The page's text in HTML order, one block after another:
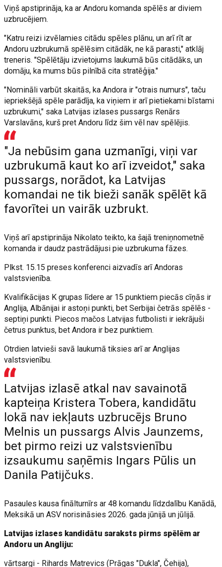
Viņš apstiprināja, ka ar Andoru komanda spēlēs ar diviem
uzbrucējiem.
"Katru reizi izvēlamies citādu spēles plānu, un arī rīt ar
Andoru uzbrukumā spēlēsim citādāk, ne kā parasti," atklāj
treneris. "Spēlētāju izvietojums laukumā būs citādāks, un
domāju, ka mums būs pilnībā cita stratēģija."
"Nomināli varbūt skaitās, ka Andora ir "otrais numurs", taču
iepriekšējā spēle parādīja, ka viņiem ir arī pietiekami bīstami
uzbrukumi," saka Latvijas izlases pussargs Renārs
Varslavāns, kurš pret Andoru līdz šim vēl nav spēlējis.
"Ja nebūsim gana uzmanīgi, viņi var
uzbrukumā kaut ko arī izveidot," saka
pussargs, norādot, ka Latvijas
komandai ne tik bieži sanāk spēlēt kā
favorītei un vairāk uzbrukt.
Viņš arī apstiprināja Nikolato teikto, ka šajā treniņnometnē
komanda ir daudz pastrādājusi pie uzbrukuma fāzes.
Plkst. 15.15 preses konferenci aizvadīs arī Andoras
valstsvienība.
Kvalifikācijas K grupas līdere ar 15 punktiem piecās cīņās ir
Anglija, Albānijai ir astoņi punkti, bet Serbijai četrās spēlēs -
septiņi punkti. Piecos mačos Latvijas futbolisti ir iekrājuši
četrus punktus, bet Andora ir bez punktiem.
Otrdien latvieši savā laukumā tiksies arī ar Anglijas
valstsvienību.
Latvijas izlasē atkal nav savainotā
kapteiņa Kristera Tobera, kandidātu
lokā nav iekļauts uzbrucējs Bruno
Melnis un pussargs Alvis Jaunzems,
bet pirmo reizi uz valstsvienību
izsaukumu saņēmis Ingars Pūlis un
Danila Patijčuks.
Pasaules kausa finālturnīrs ar 48 komandu līdzdalību Kanādā,
Meksikā un ASV norisināsies 2026. gada jūnijā un jūlijā.
Latvijas izlases kandidātu saraksts pirms spēlēm ar
Andoru un Angliju:
vārtsargi - Rihards Matrevics (Prāgas "Dukla", Čehija),